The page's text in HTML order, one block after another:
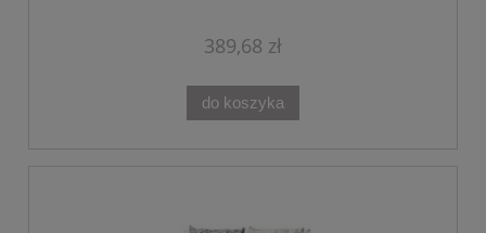
389,68 zł
do koszyka